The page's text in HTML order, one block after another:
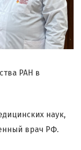
РАН в
наук,
врач РФ.